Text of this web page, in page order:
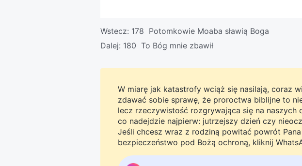
Wstecz: 178 Potomkowie Moaba sławią Boga
Dalej: 180 To Bóg mnie zbawił
W miarę jak katastrofy wciąż się nasilają, coraz
zdawać sobie sprawę, że proroctwa biblijne to
lecz rzeczywistość rozgrywająca się na naszych
co nadejdzie najpierw: jutrzejszy dzień czy
Jeśli chcesz wraz z rodziną powitać powrót
bezpieczeństwo pod Bożą ochroną, kliknij
Messengera, aby dołączyć do naszej grupy
tego do jutra.